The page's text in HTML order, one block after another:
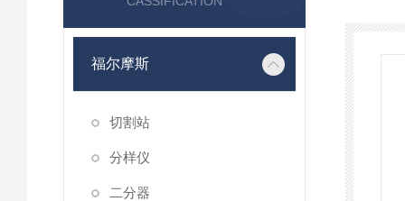
福尔摩斯
切割站
分样仪
二分器